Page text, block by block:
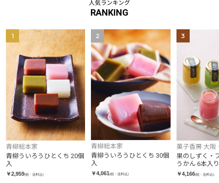
人気ランキング
RANKING
1
青柳総本家
青柳ういろうひとくち 20個
入
￥2,959(税・送料込)
2
青柳総本家
青柳ういろうひとくち 30個
入
￥4,061(税・送料込)
3
菓子香房 大阪
果のしずく・
うかん 6本入り
￥4,166(税・送料込)